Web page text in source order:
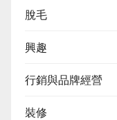
脫毛
興趣
行銷與品牌經營
裝修